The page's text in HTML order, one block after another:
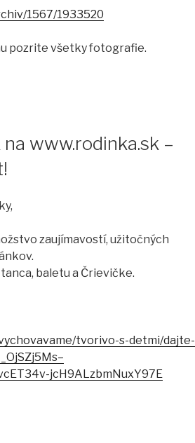
1567/1933520
pozrite všetky fotografie.
www.rodinka.sk –
zaujímavostí, užitočných
baletu a Črievičke.
tvorivo-s-detmi/dajte-
jcH9ALzbmNuxY97E